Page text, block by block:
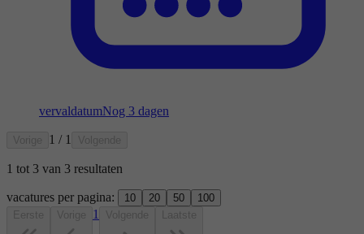
vervaldatumNog 3 dagen
Vorige 1 / 1 Volgende
1 tot 3 van 3 resultaten
vacatures per pagina: 10 20 50
100
Eerste
Vorige 1 Volgende Laatste